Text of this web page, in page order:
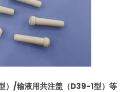
）/输液用共注盖（D39-1型）等